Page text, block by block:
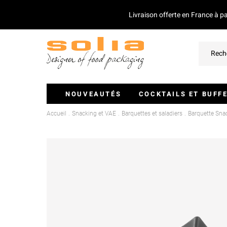
Livraison offerte en France à
NOUVEAUTÉS COCKTAILS ET
Verrines Et Monoportions
Accueil Snacking et VAE Barquettes et saladiers Barquette